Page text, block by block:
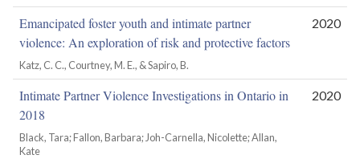
Emancipated foster youth and intimate partner
violence: An exploration of risk and protective factors
Katz, C. C., Courtney, M. E., & Sapiro, B.
2020
Intimate Partner Violence Investigations in Ontario in
2018
Black, Tara; Fallon, Barbara; Joh-Carnella, Nicolette; Allan,
Kate
2020